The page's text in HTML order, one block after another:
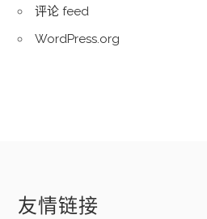
评论 feed
WordPress.org
友情链接